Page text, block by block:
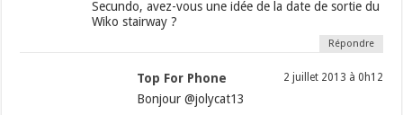
Secundo, avez-vous une idée de la date de sortie du
Wiko stairway ?
Répondre
Top For Phone 2 juillet 2013 à 0h12
Bonjour @jolycat13